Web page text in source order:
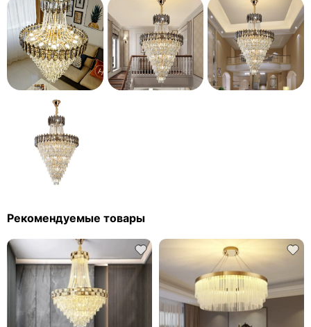
Рекомендуемые товары